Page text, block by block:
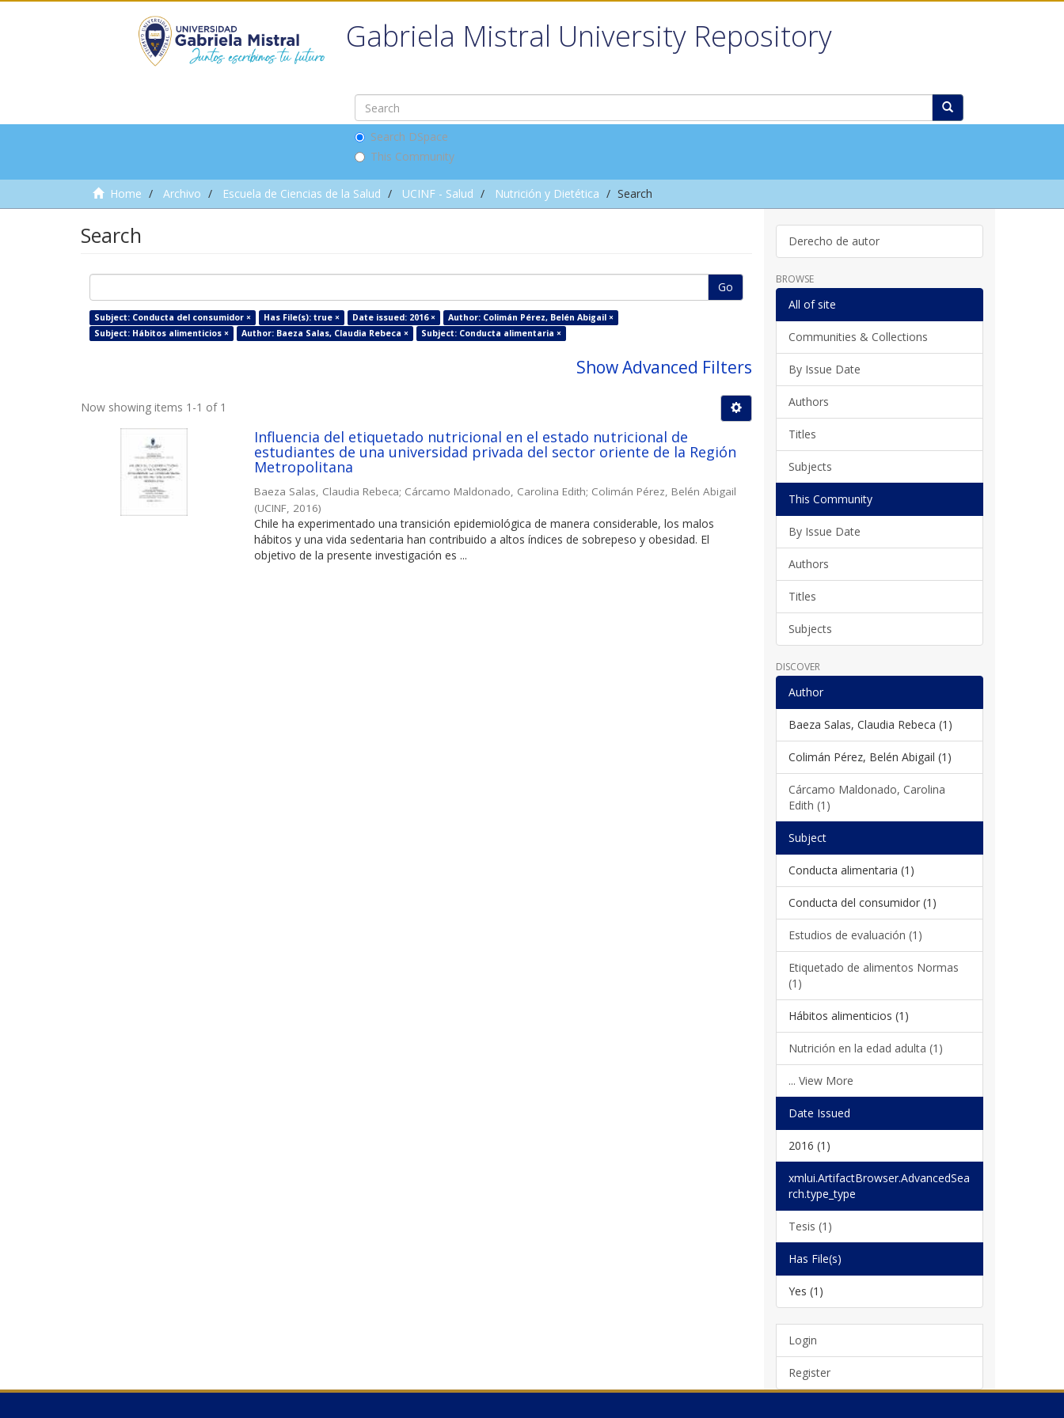
Gabriela Mistral University Repository
Search DSpace
This Community
Home Archivo Escuela de Ciencias de la Salud UCINF - Salud Nutrición y Dietética Search
Search
Go
Subject: Conducta del consumidor × Has File(s): true × Date issued: 2016 ×
Author: Colimán Pérez, Belén Abigail ×
Subject: Hábitos alimenticios ×
Author: Baeza Salas, Claudia Rebeca × Subject: Conducta alimentaria ×
Show Advanced Filters
Now showing items 1-1 of 1
Influencia del etiquetado nutricional en el estado nutricional de
estudiantes de una universidad privada del sector oriente de la Región
Metropolitana
Baeza Salas, Claudia Rebeca; Cárcamo Maldonado, Carolina Edith; Colimán Pérez, Belén Abigail
(UCINF 2016)
Chile ha experimentado una transición epidemiológica de manera considerable, los malos
hábitos y una vida sedentaria han contribuido a altos índices de sobrepeso y obesidad. El
objetivo de la presente investigación es ...
Derecho de autor
BROWSE
All of site
Communities & Collections
By Issue Date
Authors
Titles
Subjects
This Community
By Issue Date
Authors
Titles
Subjects
DISCOVER
Author
Baeza Salas, Claudia Rebeca (1)
Colimán Pérez, Belén Abigail (1)
Cárcamo Maldonado, Carolina
Edith (1)
Subject
Conducta alimentaria (1)
Conducta del consumidor (1)
Estudios de evaluación (1)
Etiquetado de alimentos Normas
(1)
Hábitos alimenticios (1)
Nutrición en la edad adulta (1)
... View More
Date Issued
2016 (1)
xmlui.ArtifactBrowser.AdvancedSea
rch.type_type
Tesis (1)
Has File(s)
Yes (1)
Login
Register